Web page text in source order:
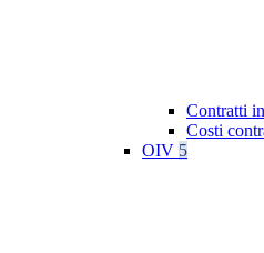
Contratti
Costi
OIV 5